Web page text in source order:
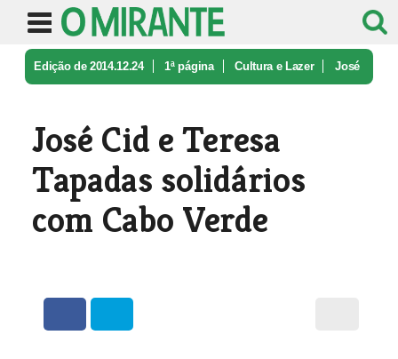
Edição de 2014.12.24 1ª página Cultura e Lazer José
José Cid e Teresa
Tapadas solidários
com Cabo Verde